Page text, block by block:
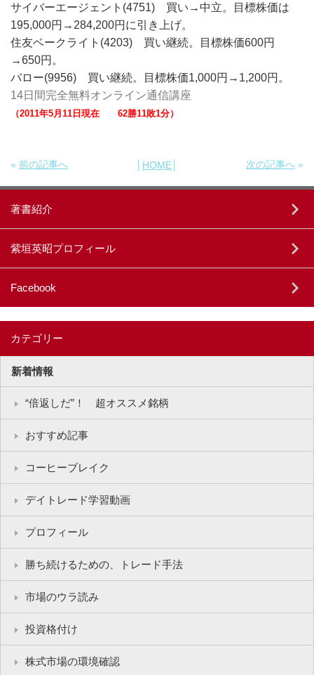
サイバーエージェント(4751) 買い→中立。目標株価は
195,000円→284,200円に引き上げ。
住友ベークライト(4203) 買い継続。目標株価600円
→650円。
バロー(9956) 買い継続。目標株価1,000円→1,200円。
14日間完全無料オンライン通信講座
（2011年5月11日現在 62勝11敗1分）
« 前の記事へ HOME│ 次の記事へ »
著書紹介
紫垣英昭プロフィール
Facebook
カテゴリー
新着情報
“倍返しだ”！ 超オススメ銘柄
おすすめ記事
コーヒーブレイク
デイトレード学習動画
プロフィール
勝ち続けるための、トレード手法
市場のウラ読み
投資格付け
株式市場の環境確認